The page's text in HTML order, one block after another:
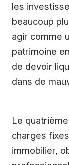
les
beaucoup
agir comme
patrimoine
de devoir
dans de
Le
charges
immobilier,